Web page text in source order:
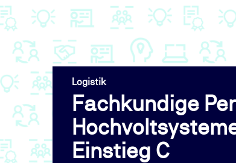
Logistik
Fachkundige
Einstieg C